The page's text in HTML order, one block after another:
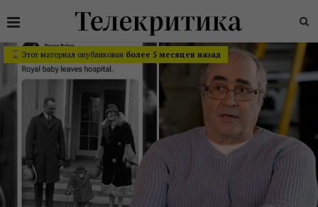
Этот материал опубликован более 5 месяцев назад